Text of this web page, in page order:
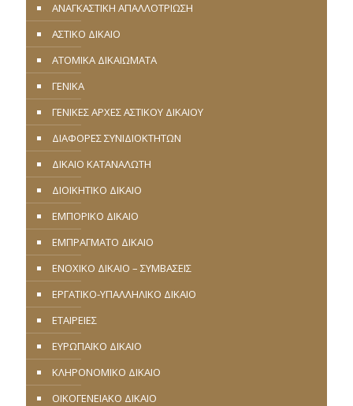
ΑΝΑΓΚΑΣΤΙΚΗ ΑΠΑΛΛΟΤΡΙΩΣΗ
ΑΣΤΙΚΟ ΔΙΚΑΙΟ
ΑΤΟΜΙΚΑ ΔΙΚΑΙΩΜΑΤΑ
ΓΕΝΙΚΑ
ΓΕΝΙΚΕΣ ΑΡΧΕΣ ΑΣΤΙΚΟΥ ΔΙΚΑΙΟΥ
ΔΙΑΦΟΡΕΣ ΣΥΝΙΔΙΟΚΤΗΤΩΝ
ΔΙΚΑΙΟ ΚΑΤΑΝΑΛΩΤΗ
ΔΙΟΙΚΗΤΙΚΟ ΔΙΚΑΙΟ
ΕΜΠΟΡΙΚΟ ΔΙΚΑΙΟ
ΕΜΠΡΑΓΜΑΤΟ ΔΙΚΑΙΟ
ΕΝΟΧΙΚΟ ΔΙΚΑΙΟ – ΣΥΜΒΑΣΕΙΣ
ΕΡΓΑΤΙΚΟ-ΥΠΑΛΛΗΛΙΚΟ ΔΙΚΑΙΟ
ΕΤΑΙΡΕΙΕΣ
ΕΥΡΩΠΑΪΚΟ ΔΙΚΑΙΟ
ΚΛΗΡΟΝΟΜΙΚΟ ΔΙΚΑΙΟ
ΟΙΚΟΓΕΝΕΙΑΚΟ ΔΙΚΑΙΟ